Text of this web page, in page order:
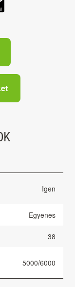
Igen
Egyenes
38
5000/6000